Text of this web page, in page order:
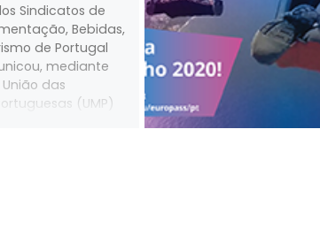
Sindicatos de
Bebidas,
de Portugal
mediante
das
(UMP)